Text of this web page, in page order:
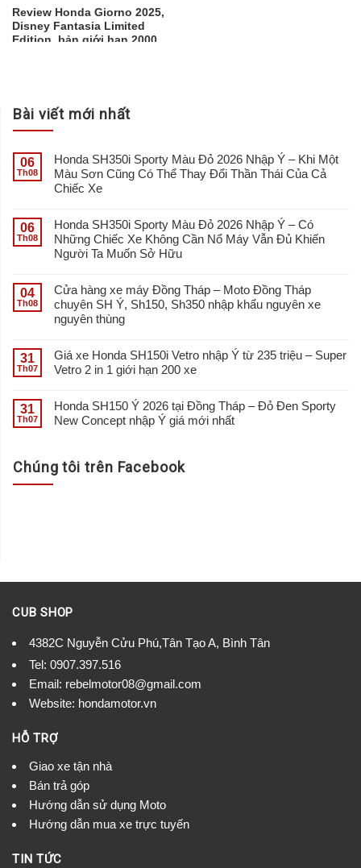
Review Honda Giorno 2025,
Disney Fantasia Limited
Edition, bản giới hạn 2000
Bài viết mới nhất
06
Th08
Honda SH350i Sporty Màu Đỏ 2026 Nhập Ý – Khi Một
Màu Sơn Cũng Có Thể Thay Đổi Thần Thái Của Cả
Chiếc Xe
06
Th08
Honda SH350i Sporty Màu Đỏ 2026 Nhập Ý – Có
Những Chiếc Xe Không Cần Nổ Máy Vẫn Đủ Khiến
Người Ta Muốn Sở Hữu
04
Th08
Cửa hàng xe máy Đồng Tháp – Moto Đồng Tháp
chuyên SH Ý, Sh150, Sh350 nhập khẩu nguyên xe
nguyên thùng
31
Th07
Giá xe Honda SH150i Vetro nhập Ý từ 235 triệu – Super
Vetro 2 in 1 giới hạn 200 xe
31
Th07
Honda SH150 Ý 2026 tại Đồng Tháp – Đỏ Đen Sporty
New Concept nhập Ý giá mới nhất
Chúng tôi trên Facebook
CUB SHOP
4382C Nguyễn Cửu Phú,Tân Tạo A, Bình Tân
Tel: 0907.397.516
Email: rebelmotor08@gmail.com
Website: hondamotor.vn
HỖ TRỢ
Giao xe tận nhà
Bán trả góp
Hướng dẫn sử dụng Moto
Hướng dẫn mua xe trực tuyến
TIN TỨC